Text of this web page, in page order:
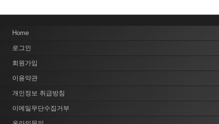
Home
로그인
회원가입
이용약관
개인정보 취급방침
이메일무단수집거부